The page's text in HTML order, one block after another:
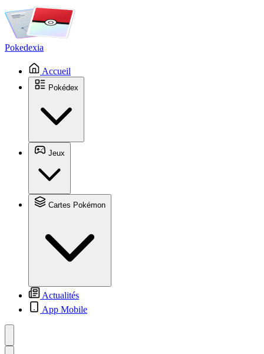
Pokedexia
Accueil
Actualités
App Mobile